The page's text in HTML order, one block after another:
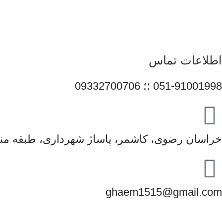
اطلاعات تماس
051-91001998 ؛؛ 09332700706
خراسان رضوی، کاشمر، پاساژ شهرداری، طبقه
ghaem1515@gmail.com